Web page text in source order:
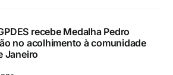
recebe Medalha Pedro
no acolhimento à comunidade
Janeiro